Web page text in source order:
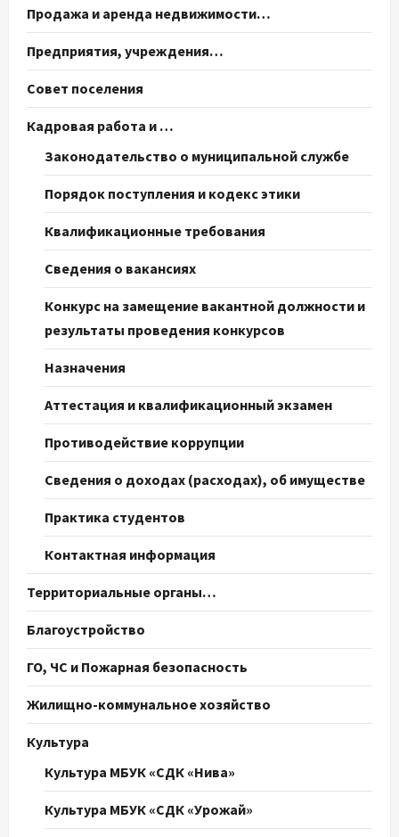
Продажа и аренда недвижимости…
Предприятия, учреждения…
Совет поселения
Кадровая работа и …
Законодательство о муниципальной службе
Порядок поступления и кодекс этики
Квалификационные требования
Сведения о вакансиях
Конкурс на замещение вакантной должности и
результаты проведения конкурсов
Назначения
Аттестация и квалификационный экзамен
Противодействие коррупции
Сведения о доходах (расходах), об имуществе
Практика студентов
Контактная информация
Территориальные органы…
Благоустройство
ГО, ЧС и Пожарная безопасность
Жилищно-коммунальное хозяйство
Культура
Культура МБУК «СДК «Нива»
Культура МБУК «СДК «Урожай»